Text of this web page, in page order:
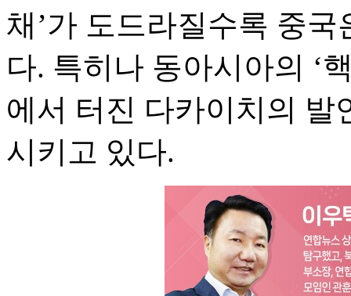
채’가 도드라질수록 중
다. 특히나 동아시아의 ‘
에서 터진 다카이치의 발
시키고 있다.